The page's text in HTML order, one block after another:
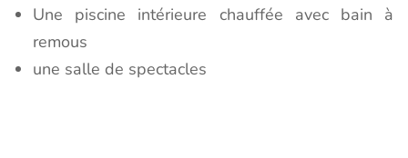
Une piscine intérieure chauffée avec bain à
remous
une salle de spectacles